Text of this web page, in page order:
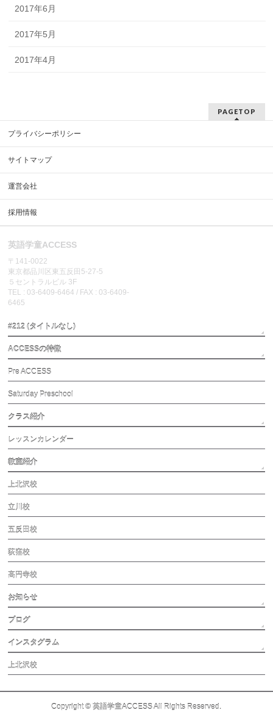
2017年6月
2017年5月
2017年4月
PAGETOP
プライバシーポリシー
サイトマップ
運営会社
採用情報
英語学童ACCESS
〒141-0022
東京都品川区東五反田5-27-5
５セントラルビル 3F
TEL : 03-6409-6464 / FAX : 03-6409-
6465
#212 (タイトルなし)
ACCESSの特徴
Pre ACCESS
Saturday Preschool
クラス紹介
レッスンカレンダー
教室紹介
上北沢校
立川校
五反田校
荻窪校
高円寺校
お知らせ
ブログ
インスタグラム
上北沢校
Copyright ©英語学童ACCESSAll Rights Reserved.